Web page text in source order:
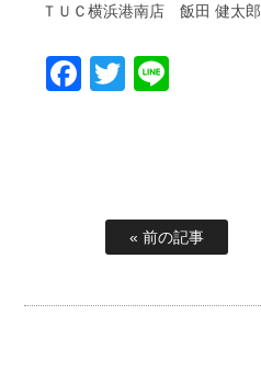
ＴＵＣ横浜港南店 飯田 健太郎
Facebook
Twitter
« 前の記事